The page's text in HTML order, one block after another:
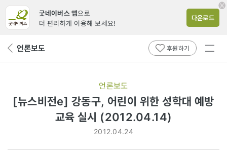
굿네이버스 앱으로
더 편리하게 이용해 보세요!
다운로드
뒤 언론보도 후원하기
전체
언론보도
[뉴스비전e] 강동구, 어린이 위한 성학대 예방
교육 실시 (2012.04.14)
2012.04.24